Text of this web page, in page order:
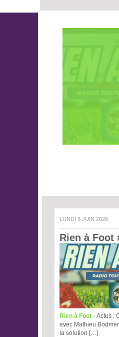
LUNDI 8 JUIN 2026
Rien à Foot
Rien à Foot - Actus :
avec Mathieu
la solution […]